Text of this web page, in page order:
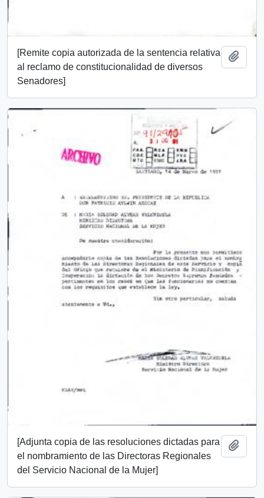
[Remite copia autorizada de la sentencia relativa
al reclamo de constitucionalidad de diversos
Senadores]
[Adjunta copia de las resoluciones dictadas para
el nombramiento de las Directoras Regionales
del Servicio Nacional de la Mujer]